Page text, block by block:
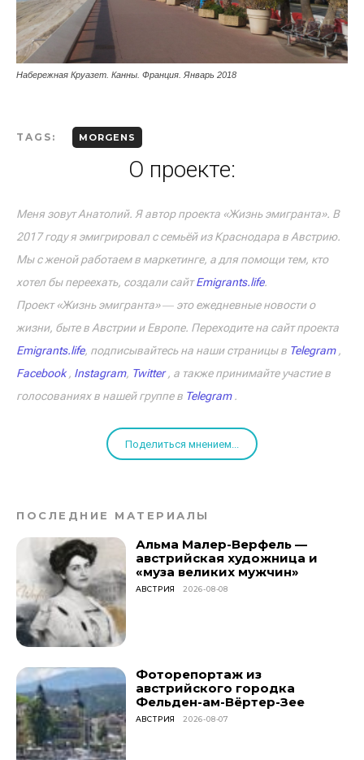
Набережная Круазет. Канны. Франция. Январь 2018
TAGS: MORGENS
О проекте:
Меня зовут Анатолий. Я автор проекта «Жизнь эмигранта». В
2017 году я эмигрировал с семьёй из Краснодара в Австрию.
Мы с женой работаем в маркетинге, а для помощи тем, кто
хотел бы переехать, создали сайтEmigrants.life.
Проект «Жизнь эмигранта» ― это ежедневные новости о
жизни, быте в Австрии и Европе. Переходите на сайт проекта
Emigrants.life, подписывайтесь на наши страницы в Telegram,
Facebook, Instagram, Twitter, а также принимайте участие в
голосованиях в нашей группе в Telegram.
Поделиться мнением...
ПОСЛЕДНИЕ МАТЕРИАЛЫ
Альма Малер-Верфель —
австрийская художница и
«муза великих мужчин»
АВСТРИЯ 2026-08-08
Фоторепортаж из
австрийского городка
Фельден-ам-Вёртер-Зее
АВСТРИЯ 2026-08-07